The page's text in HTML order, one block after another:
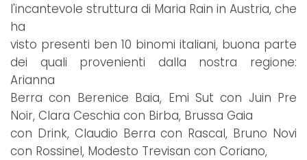
l'incantevole struttura di Maria Rain in Austria, che
ha
visto presenti ben 10 binomi italiani, buona parte
dei quali provenienti dalla nostra regione:
Arianna
Berra con Berenice Baia, Emi Sut con Juin Pre
Noir, Clara Ceschia con Birba, Brussa Gaia
con Drink, Claudio Berra con Rascal, Bruno Novi
con Rossinel, Modesto Trevisan con Coriano,